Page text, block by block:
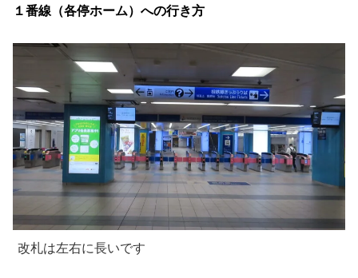
１番線（各停ホーム）への行き方
改札は左右に長いです